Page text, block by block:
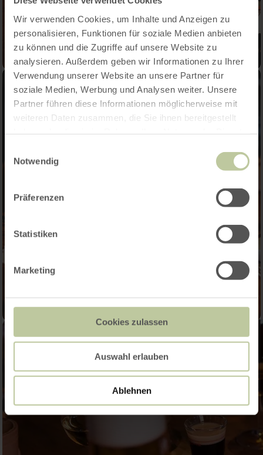
Wir verwenden Cookies, um Inhalte und Anzeigen zu
personalisieren, Funktionen für soziale Medien anbieten
zu können und die Zugriffe auf unsere Website zu
analysieren. Außerdem geben wir Informationen zu Ihrer
Verwendung unserer Website an unsere Partner für
soziale Medien, Werbung und Analysen weiter. Unsere
Partner führen diese Informationen möglicherweise mit
weiteren Daten zusammen, die Sie ihnen bereitgestellt
Notwendig
Präferenzen
Statistiken
Marketing
Cookies zulassen
Auswahl erlauben
Ablehnen